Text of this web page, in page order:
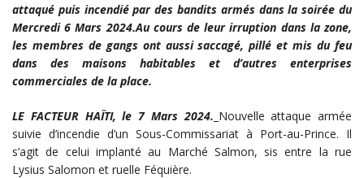
attaqué puis incendié par des bandits armés dans la soirée du
Mercredi 6 Mars 2024.Au cours de leur irruption dans la zone,
les membres de gangs ont aussi saccagé, pillé et mis du feu
dans des maisons habitables et d’autres enterprises
commerciales de la place.
LE FACTEUR HAÏTI, le 7 Mars 2024. _Nouvelle attaque armée
suivie d’incendie d’un Sous-Commissariat à Port-au-Prince. Il
s’agit de celui implanté au Marché Salmon, sis entre la rue
Lysius Salomon et ruelle Féquière.